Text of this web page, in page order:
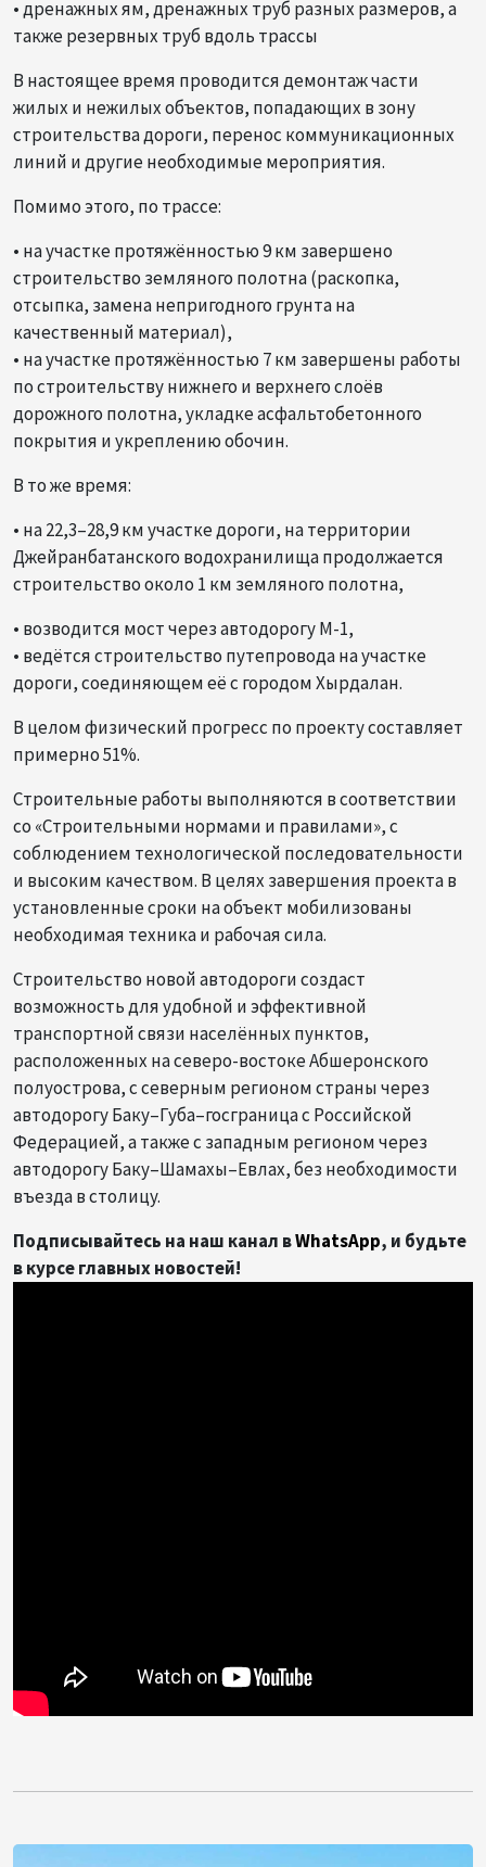
• дренажных ям, дренажных труб разных размеров, а
также резервных труб вдоль трассы
В настоящее время проводится демонтаж части
жилых и нежилых объектов, попадающих в зону
строительства дороги, перенос коммуникационных
линий и другие необходимые мероприятия.
Помимо этого, по трассе:
• на участке протяжённостью 9 км завершено
строительство земляного полотна (раскопка,
отсыпка, замена непригодного грунта на
качественный материал),
• на участке протяжённостью 7 км завершены работы
по строительству нижнего и верхнего слоёв
дорожного полотна, укладке асфальтобетонного
покрытия и укреплению обочин.
В то же время:
• на 22,3–28,9 км участке дороги, на территории
Джейранбатанского водохранилища продолжается
строительство около 1 км земляного полотна,
• возводится мост через автодорогу М-1,
• ведётся строительство путепровода на участке
дороги, соединяющем её с городом Хырдалан.
В целом физический прогресс по проекту составляет
примерно 51%.
Строительные работы выполняются в соответствии
со «Строительными нормами и правилами», с
соблюдением технологической последовательности
и высоким качеством. В целях завершения проекта в
установленные сроки на объект мобилизованы
необходимая техника и рабочая сила.
Строительство новой автодороги создаст
возможность для удобной и эффективной
транспортной связи населённых пунктов,
расположенных на северо-востоке Абшеронского
полуострова, с северным регионом страны через
автодорогу Баку–Губа–госграница с Российской
Федерацией, а также с западным регионом через
автодорогу Баку–Шамахы–Евлах, без необходимости
въезда в столицу.
Подписывайтесь на наш канал вWhatsApp, и будьте
в курсе главных новостей!